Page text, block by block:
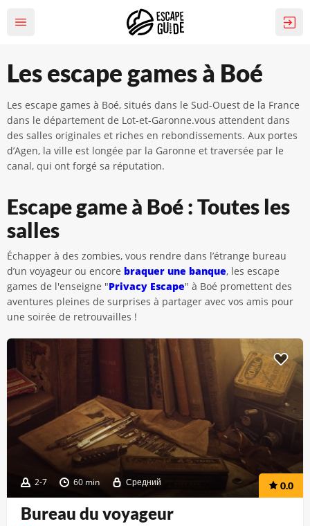
Les escape games à Boé
Les escape games à Boé, situés dans le Sud-Ouest de la France
dans le département de Lot-et-Garonne.vous attendent dans
des salles originales et riches en rebondissements. Aux portes
d’Agen, la ville est longée par la Garonne et traversée par le
canal, qui ont forgé sa réputation.
Escape game à Boé : Toutes les
salles
Échapper à des zombies, vous rendre dans l’étrange bureau
d’un voyageur ou encore braquer une banque, les escape
games de l'enseigne "Privacy Escape" à Boé promettent des
aventures pleines de surprises à partager avec vos amis pour
une soirée de retrouvailles !
2-7 60 min Средний 0.0
Bureau du voyageur